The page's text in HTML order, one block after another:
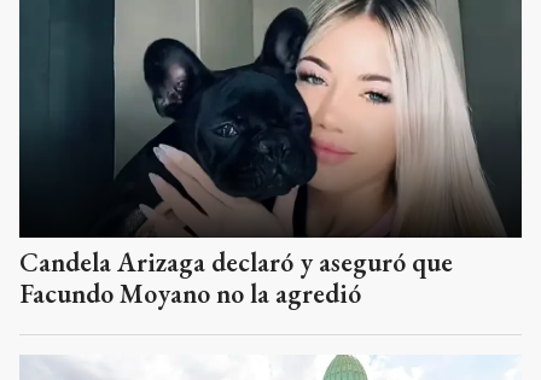
Candela Arizaga declaró y aseguró que
Facundo Moyano no la agredió